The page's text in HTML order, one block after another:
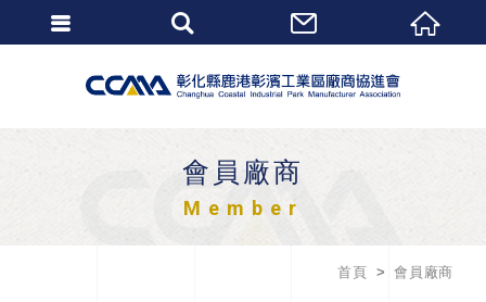
會員廠商
Member
首頁 會員廠商